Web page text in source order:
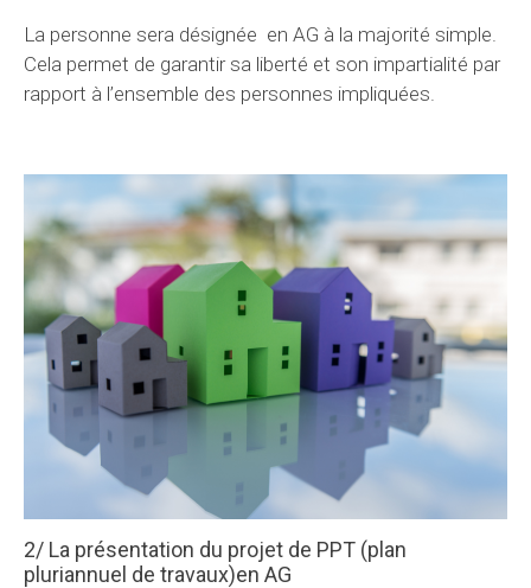
La personne sera désignée en AG à la majorité simple.
Cela permet de garantir sa liberté et son impartialité par
rapport à l’ensemble des personnes impliquées.
2/ La présentation du projet de PPT (plan
pluriannuel de travaux)en AG